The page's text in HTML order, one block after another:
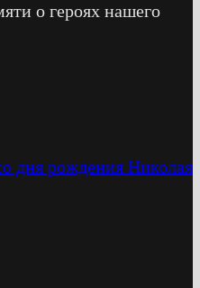
о героях нашего
дня рождения Николая